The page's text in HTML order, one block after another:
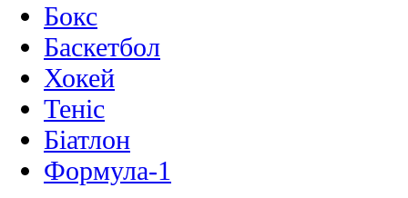
Бокс
Баскетбол
Хокей
Теніс
Біатлон
Формула-1